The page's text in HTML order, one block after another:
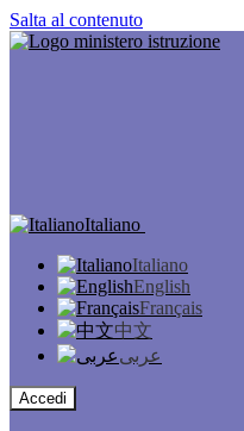
Salta al contenuto
Italiano
Italiano
English
Français
中文
عربى
Accedi